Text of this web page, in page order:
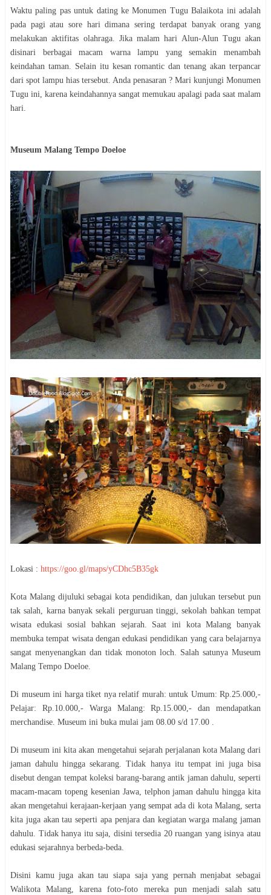
Waktu paling pas untuk dating ke Monumen Tugu Balaikota ini adalah
pada pagi atau sore hari dimana sering terdapat banyak orang yang
melakukan aktifitas olahraga. Jika malam hari Alun-Alun Tugu akan
disinari berbagai macam warna lampu yang semakin menambah
keindahan taman. Selain itu kesan romantic dan tenang akan terpancar
dari spot lampu hias tersebut. Anda penasaran ? Mari kunjungi Monumen
Tugu ini, karena keindahannya sangat memukau apalagi pada saat malam
hari.
Museum Malang Tempo Doeloe
Lokasi : https://goo.gl/maps/yCDhc5B35gk
Kota Malang dijuluki sebagai kota pendidikan, dan julukan tersebut pun
tak salah, karna banyak sekali perguruan tinggi, sekolah bahkan tempat
wisata edukasi sosial bahkan sejarah. Saat ini kota Malang banyak
membuka tempat wisata dengan edukasi pendidikan yang cara belajarnya
sangat menyenangkan dan tidak monoton loch. Salah satunya Museum
Malang Tempo Doeloe.
Di museum ini harga tiket nya relatif murah: untuk Umum: Rp.25.000,-
Pelajar: Rp.10.000,- Warga Malang: Rp.15.000,- dan mendapatkan
merchandise. Museum ini buka mulai jam 08.00 s/d 17.00 .
Di museum ini kita akan mengetahui sejarah perjalanan kota Malang dari
jaman dahulu hingga sekarang. Tidak hanya itu tempat ini juga bisa
disebut dengan tempat koleksi barang-barang antik jaman dahulu, seperti
macam-macam topeng kesenian Jawa, telphon jaman dahulu hingga kita
akan mengetahui kerajaan-kerjaan yang sempat ada di kota Malang, serta
kita juga akan tau seperti apa penjara dan kegiatan warga malang jaman
dahulu. Tidak hanya itu saja, disini tersedia 20 ruangan yang isinya atau
edukasi sejarahnya berbeda-beda.
Disini kamu juga akan tau siapa saja yang pernah menjabat sebagai
Walikota Malang, karena foto-foto mereka pun menjadi salah satu